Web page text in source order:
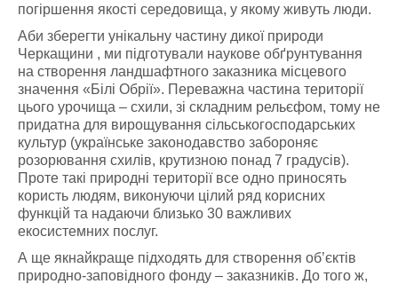
погіршення якості середовища, у якому живуть люди.
Аби зберегти унікальну частину дикої природи
Черкащини , ми підготували наукове обґрунтування
на створення ландшафтного заказника місцевого
значення «Білі Обрії». Переважна частина території
цього урочища – схили, зі складним рельєфом, тому не
придатна для вирощування сільськогосподарських
культур (українське законодавство забороняє
розорювання схилів, крутизною понад 7 градусів).
Проте такі природні території все одно приносять
користь людям, виконуючи цілий ряд корисних
функцій та надаючи близько 30 важливих
екосистемних послуг.
А ще якнайкраще підходять для створення об’єктів
природно-заповідного фонду ‒ заказників. До того ж,